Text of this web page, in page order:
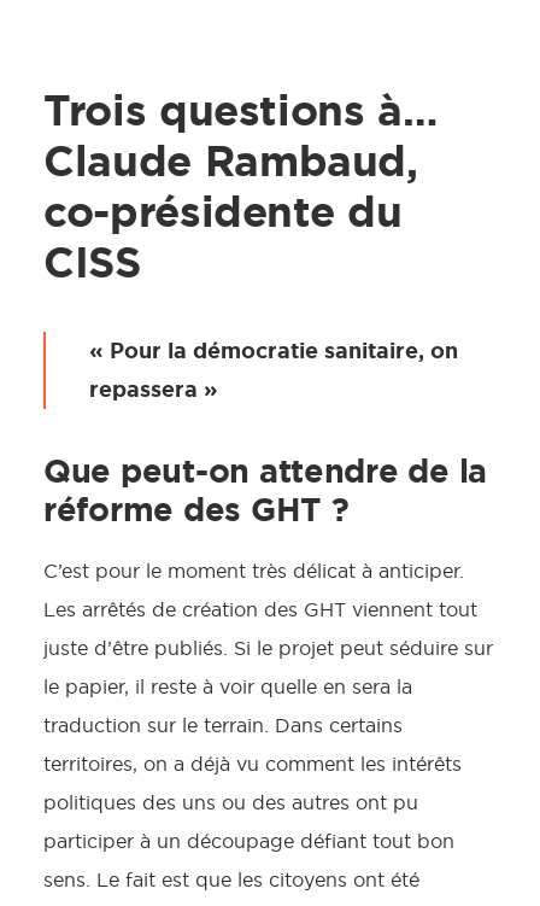
Trois questions à…
Claude Rambaud,
co-présidente du
CISS
« Pour la démocratie sanitaire, on
repassera »
Que peut-on attendre de la
réforme des GHT ?
C’est pour le moment très délicat à anticiper.
Les arrêtés de création des GHT viennent tout
juste d’être publiés. Si le projet peut séduire sur
le papier, il reste à voir quelle en sera la
traduction sur le terrain. Dans certains
territoires, on a déjà vu comment les intérêts
politiques des uns ou des autres ont pu
participer à un découpage défiant tout bon
sens. Le fait est que les citoyens ont été